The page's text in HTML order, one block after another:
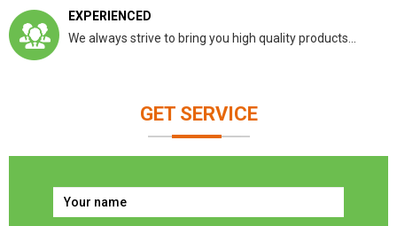
EXPERIENCED
We always strive to bring you high quality products...
GET SERVICE